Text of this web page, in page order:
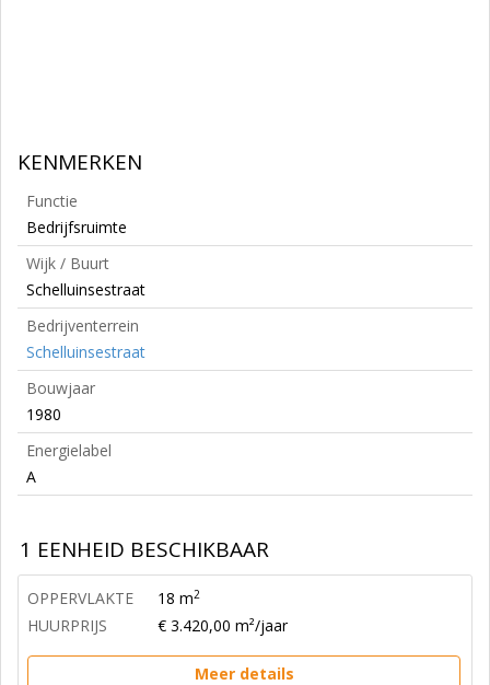
KENMERKEN
Functie
Bedrijfsruimte
Wijk / Buurt
Schelluinsestraat
Bedrijventerrein
Schelluinsestraat
Bouwjaar
1980
Energielabel
A
1 EENHEID BESCHIKBAAR
OPPERVLAKTE 18 m2
HUURPRIJS € 3.420,00 m²/jaar
Meer details